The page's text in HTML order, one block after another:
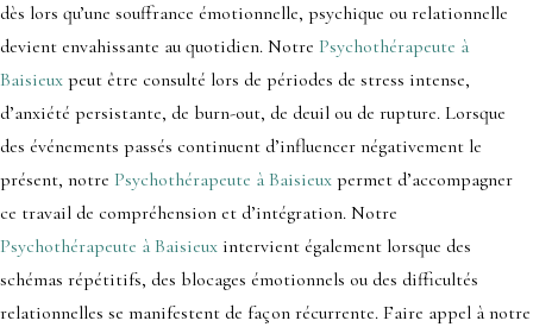
dès lors qu’une souffrance émotionnelle, psychique ou relationnelle
devient envahissante au quotidien. Notre Psychothérapeute à
Baisieux peut être consulté lors de périodes de stress intense,
d’anxiété persistante, de burn-out, de deuil ou de rupture. Lorsque
des événements passés continuent d’influencer négativement le
présent, notre Psychothérapeute à Baisieux permet d’accompagner
ce travail de compréhension et d’intégration. Notre
Psychothérapeute à Baisieux intervient également lorsque des
schémas répétitifs, des blocages émotionnels ou des difficultés
relationnelles se manifestent de façon récurrente. Faire appel à notre